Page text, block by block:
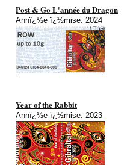
Post & Go L'année du Dragon
Annï¿½e ï¿½mise: 2024
Year of the Rabbit
Annï¿½e ï¿½mise: 2023